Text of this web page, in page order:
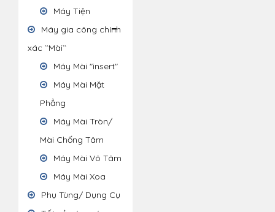
Máy Tiện
Máy gia công chính
xác ``Mài``
Máy Mài "insert"
Máy Mài Mặt
Phẳng
Máy Mài Tròn/
Mài Chống Tâm
Máy Mài Vô Tâm
Máy Mài Xoa
Phụ Tùng/ Dụng Cụ